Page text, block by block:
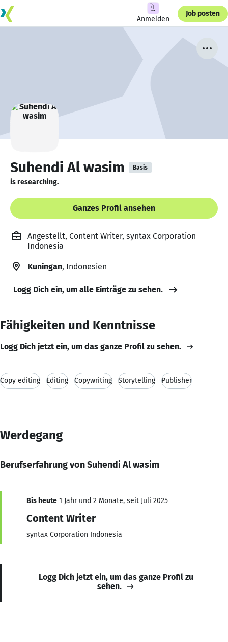
Anmelden
Job posten
Suhendi Al wasim Basis
is researching.
Ganzes Profil ansehen
Angestellt, Content Writer, syntax Corporation
Indonesia
Kuningan, Indonesien
Logg Dich ein, um alle Einträge zu sehen.
Fähigkeiten und Kenntnisse
Logg Dich jetzt ein, um das ganze Profil zu sehen.
Copy editing Editing Copywriting Storytelling Publisher
Werdegang
Berufserfahrung von Suhendi Al wasim
Bis heute 1 Jahr und 2 Monate, seit Juli 2025
Content Writer
syntax Corporation Indonesia
Logg Dich jetzt ein, um das ganze Profil zu
sehen.